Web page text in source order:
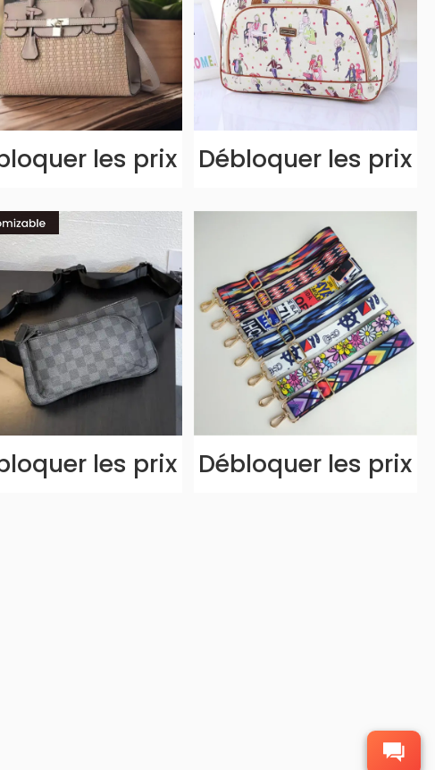
les prix Débloquer les prix
les prix Débloquer les prix